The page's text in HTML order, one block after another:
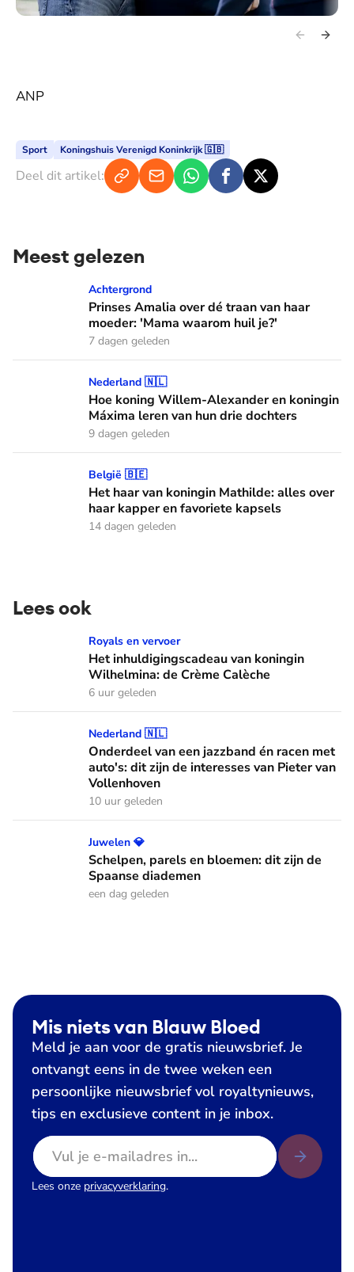
ANP
Sport Koningshuis Verenigd Koninkrijk 🇬🇧
Deel dit artikel:
Meest gelezen
Prinses Amalia over dé traan van haar moeder: 'Mama
Achtergrond
Prinses Amalia over dé traan van haar
moeder: 'Mama waarom huil je?'
7 dagen geleden
Hoe koning Willem-Alexander en koningin Máxima leren
Nederland 🇳🇱
Hoe koning Willem-Alexander en koningin
Máxima leren van hun drie dochters
9 dagen geleden
Het haar van koningin Mathilde: alles over haar kapper en
België 🇧🇪
Het haar van koningin Mathilde: alles over
haar kapper en favoriete kapsels
14 dagen geleden
Lees ook
Het inhuldigingscadeau van koningin Wilhelmina: de
Royals en vervoer
Het inhuldigingscadeau van koningin
Wilhelmina: de Crème Calèche
6 uur geleden
Onderdeel van een jazzband én racen met auto's: dit zijn
Nederland 🇳🇱
Onderdeel van een jazzband én racen met
auto's: dit zijn de interesses van Pieter van
Vollenhoven
10 uur geleden
Schelpen, parels en bloemen: dit zijn de Spaanse diademen
Juwelen 💎
Schelpen, parels en bloemen: dit zijn de
Spaanse diademen
een dag geleden
Mis niets van Blauw Bloed
Meld je aan voor de gratis nieuwsbrief. Je
ontvangt eens in de twee weken een
persoonlijke nieuwsbrief vol royaltynieuws,
tips en exclusieve content in je inbox.
E-mailadres
Lees onze privacyverklaring.